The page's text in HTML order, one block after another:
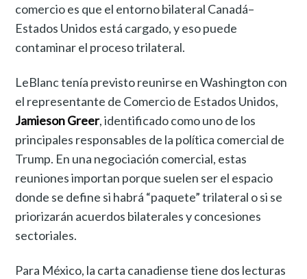
comercio es que el entorno bilateral Canadá–
Estados Unidos está cargado, y eso puede
contaminar el proceso trilateral.
LeBlanc tenía previsto reunirse en Washington con
el representante de Comercio de Estados Unidos,
Jamieson Greer, identificado como uno de los
principales responsables de la política comercial de
Trump. En una negociación comercial, estas
reuniones importan porque suelen ser el espacio
donde se define si habrá “paquete” trilateral o si se
priorizarán acuerdos bilaterales y concesiones
sectoriales.
Para México, la carta canadiense tiene dos lecturas